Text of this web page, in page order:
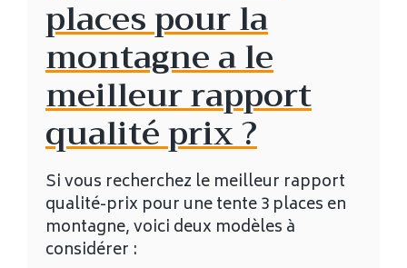
places pour la
montagne a le
meilleur rapport
qualité prix ?
Si vous recherchez le meilleur rapport
qualité-prix pour une tente 3 places en
montagne, voici deux modèles à
considérer :